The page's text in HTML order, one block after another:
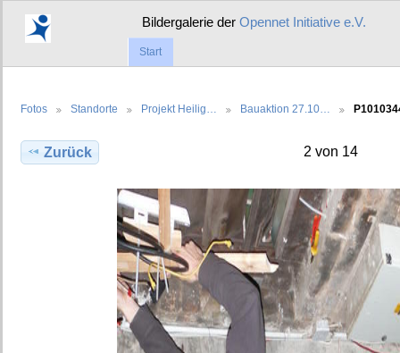
Bildergalerie derOpennet Initiative e.V.
Start
Fotos Standorte Projekt Heilig… Bauaktion 27.10…
Zurück 2 von 14